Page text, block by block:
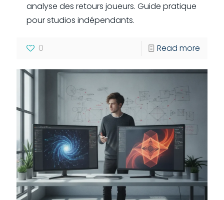
analyse des retours joueurs. Guide pratique
pour studios indépendants.
0 Read more